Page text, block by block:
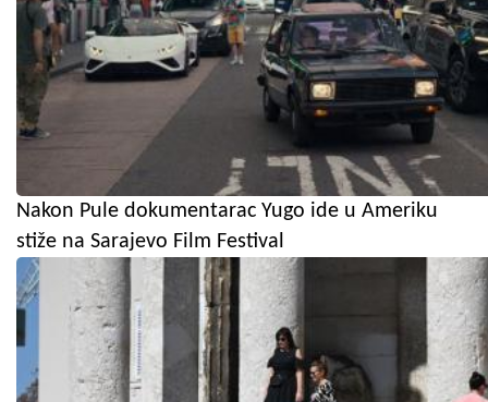
Nakon Pule dokumentarac Yugo ide u Ameriku
stiže na Sarajevo Film Festival